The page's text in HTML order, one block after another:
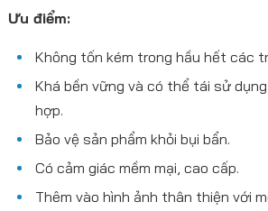
Ưu điểm:
Không tốn kém trong hầu hết các
Khá bền vững và có thể tái sử
hợp.
Bảo vệ sản phẩm khỏi bụi bẩn.
Có cảm giác mềm mại, cao cấp.
Thêm vào hình ảnh thân thiện với